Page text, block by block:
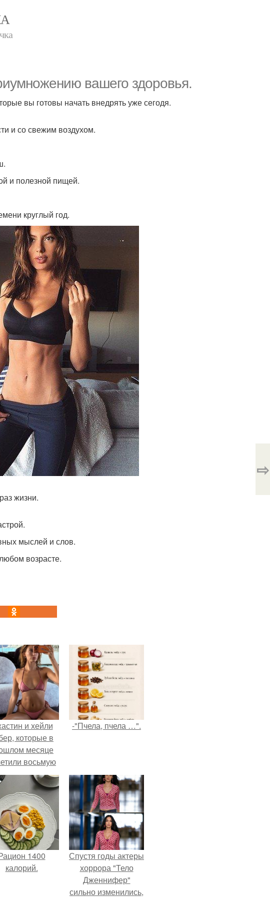
вашего здоровья.
вы готовы начать внедрять уже сегодя.
и со свежим воздухом.
и полезной пищей.
круглый год.
жизни.
мыслей и слов.
возрасте.
⇨
и хейли
которые в
месяце
восьмую
годовщину
показали
фото с
отдыха.
-"Пчела, пчела …".
1400
калорий.
Спустя годы актеры
хоррора "Тело
Дженнифер"
сильно изменились,